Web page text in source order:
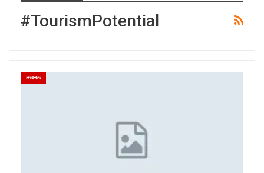
#TourismPotential
लखनऊ